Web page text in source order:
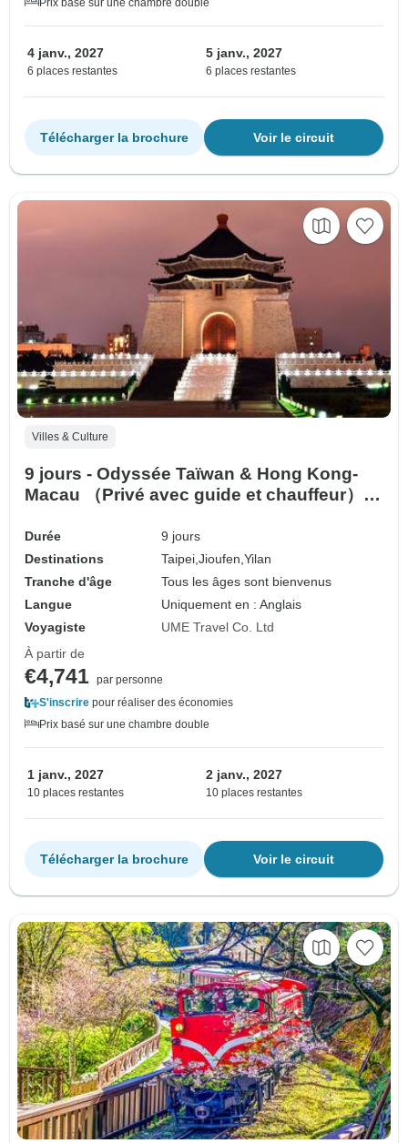
4 janv., 2027
6 places restantes
5 janv., 2027
6 places restantes
Voir le circuit
Télécharger la brochure
Villes & Culture
9 jours - Odyssée Taïwan & Hong Kong-
Macau （Privé avec guide et chauffeur） -
Durée
9 jours
Destinations
Taipei,Jioufen,Yilan
Tranche d'âge
Tous les âges sont bienvenus
Langue
Uniquement en : Anglais
Voyagiste
UME Travel Co. Ltd
À partir de
€4,741 par personne
S'inscrire pour réaliser des économies
Prix basé sur une chambre double
1 janv., 2027
10 places restantes
2 janv., 2027
10 places restantes
Voir le circuit
Télécharger la brochure